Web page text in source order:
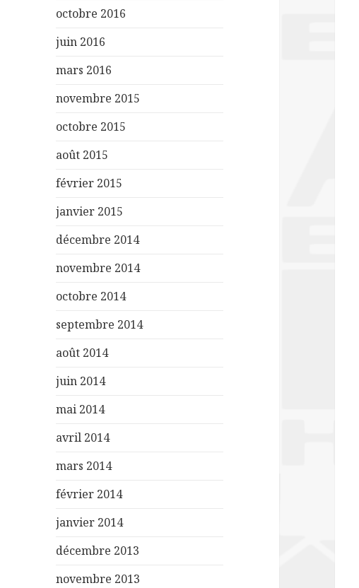
octobre 2016
juin 2016
mars 2016
novembre 2015
octobre 2015
août 2015
février 2015
janvier 2015
décembre 2014
novembre 2014
octobre 2014
septembre 2014
août 2014
juin 2014
mai 2014
avril 2014
mars 2014
février 2014
janvier 2014
décembre 2013
novembre 2013